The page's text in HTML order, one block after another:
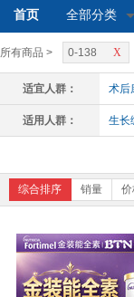
首页 全部分类
所有商品 > X
0-138
适宜人群： 术后
适用人群： 生长
综合排序 销量